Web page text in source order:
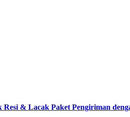
& Lacak Paket Pengiriman